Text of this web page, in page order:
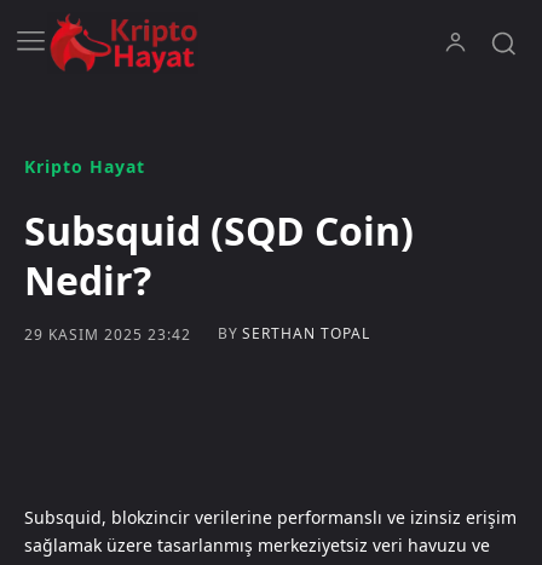
Kripto Hayat
Subsquid (SQD Coin)
Nedir?
29 KASIM 2025 23:42 BY SERTHAN TOPAL
Subsquid, blokzincir verilerine performanslı ve izinsiz erişim
sağlamak üzere tasarlanmış merkeziyetsiz veri havuzu ve